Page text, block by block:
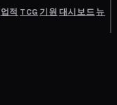
업적 TCG기원 대시보드뉴